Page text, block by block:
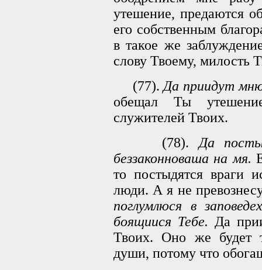
утешение, предаются
его собственным
в такое же
слову Твоему, милость
(77). Да приидут
обещал Ты
служителей Твоих.
(78). Да
беззаконноваша на мя.
то постыдятся враги
люди. А я не
поглумлюся в
боящиися Тебе. Да
Твоих. Оно же будет
души, потому что